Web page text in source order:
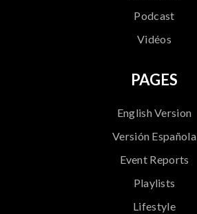
Podcast
Vidéos
PAGES
English Version
Versión Española
Event Reports
Playlists
Lifestyle